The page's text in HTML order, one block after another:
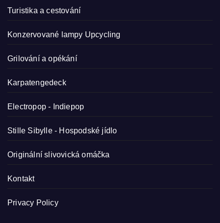
Turistika a cestování
Konzervované lampy Upcycling
Grilování a opékání
Karpatengedeck
Electropop - Indiepop
Stille Sibylle - Hospodské jídlo
Originální slivovická omáčka
Kontakt
Privacy Policy